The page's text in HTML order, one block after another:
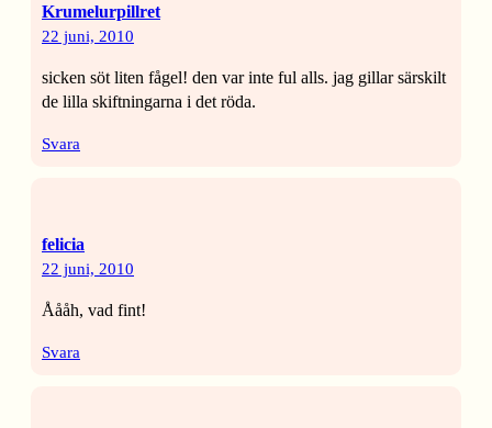
Krumelurpillret
22 juni, 2010
sicken söt liten fågel! den var inte ful alls. jag gillar särskilt
de lilla skiftningarna i det röda.
Svara
felicia
22 juni, 2010
Åååh, vad fint!
Svara